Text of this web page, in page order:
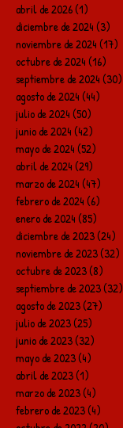
abril de 2026(1)
diciembre de 2024(3)
noviembre de 2024(17)
octubre de 2024(16)
septiembre de 2024(30)
agosto de 2024(44)
julio de 2024(50)
junio de 2024(42)
mayo de 2024(52)
abril de 2024(29)
marzo de 2024(47)
febrero de 2024(6)
enero de 2024(85)
diciembre de 2023(24)
noviembre de 2023(32)
octubre de 2023(8)
septiembre de 2023(32)
agosto de 2023(27)
julio de 2023(25)
junio de 2023(32)
mayo de 2023(4)
abril de 2023(1)
marzo de 2023(4)
febrero de 2023(4)